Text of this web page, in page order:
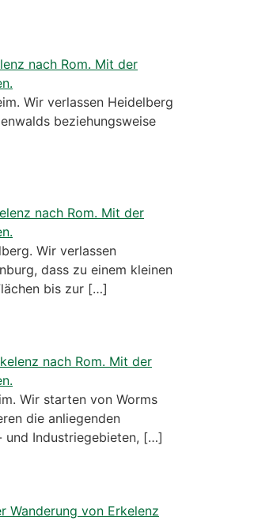
Wir verlassen Heidelberg
beziehungsweise
Wir verlassen
dass zu einem kleinen
bis zur […]
Wir starten von Worms
die anliegenden
und Industriegebieten, […]